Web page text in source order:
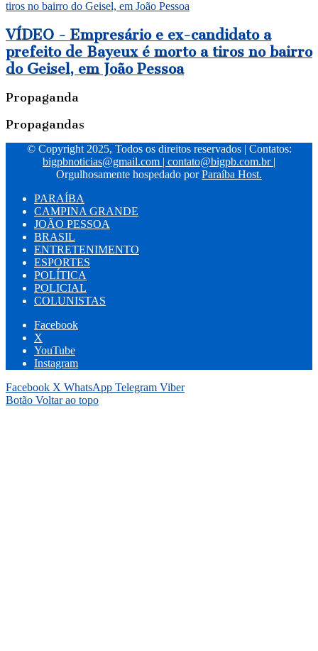
tiros no bairro do Geisel, em João Pessoa
VÍDEO - Empresário e ex-candidato a
prefeito de Bayeux é morto a tiros no bairro
do Geisel, em João Pessoa
Propaganda
Propagandas
© Copyright 2025, Todos os direitos reservados | Contatos:
bigpbnoticias@gmail.com
contato@bigpb.com.br
Orgulhosamente hospedado porParaíba Host.
PARAÍBA
CAMPINA GRANDE
JOÃO PESSOA
BRASIL
ENTRETENIMENTO
ESPORTES
POLÍTICA
POLICIAL
COLUNISTAS
Facebook
X
YouTube
Instagram
Facebook X WhatsApp Telegram Viber
Botão Voltar ao topo